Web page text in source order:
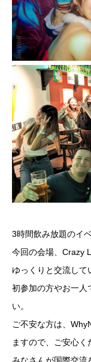
3時間飲み放題のイ
今回の会場、Crazy
ゆっくりと交流して
初参加の方やお一人
い。
ご不安な方は、
ますので、ご安心く